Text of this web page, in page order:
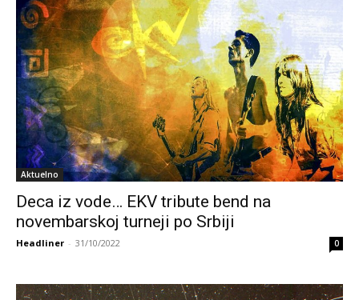
Aktuelno
Deca iz vode… EKV tribute bend na
novembarskoj turneji po Srbiji
Headliner - 31/10/2022 0